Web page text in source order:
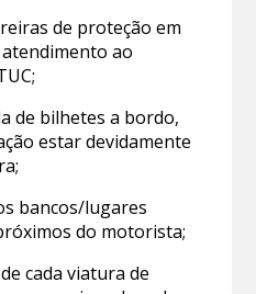
de proteção em
ao
de bilhetes a bordo,
estar devidamente
bancos/lugares
do motorista;
cada viatura de